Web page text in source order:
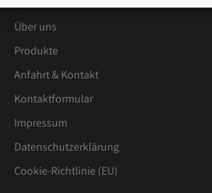
Über uns
Produkte
Anfahrt & Kontakt
Kontaktformular
Impressum
Datenschutzerklärung
Cookie-Richtlinie (EU)